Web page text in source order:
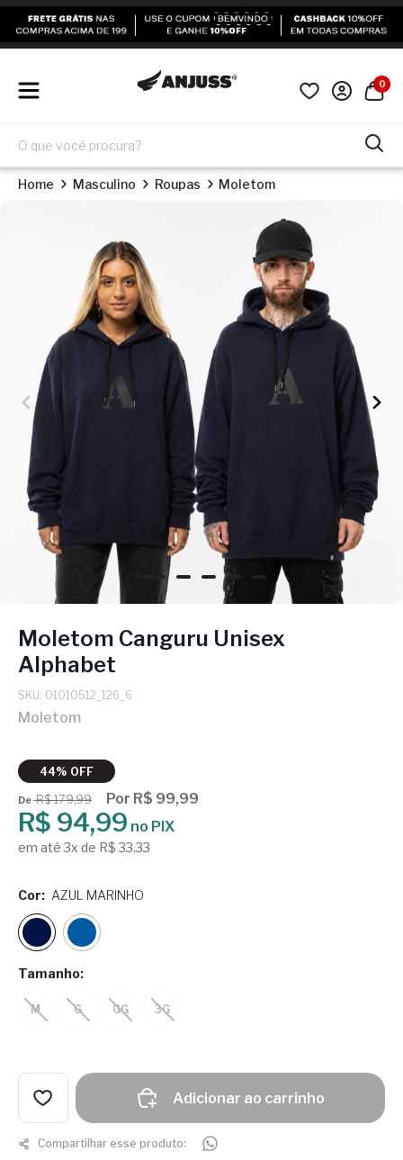
0
Home Masculino Roupas Moletom
Moletom Canguru Unisex
Alphabet
SKU: 01010512_126_6
Moletom
44% OFF
DeR$ 179,99 Por R$ 99,99
R$ 94,99 no PIX
em até 3x de R$ 33,33
Tamanho:
M G GG 3G
Cor: AZUL MARINHO
Adicionar ao carrinho
Compartilhar esse produto: